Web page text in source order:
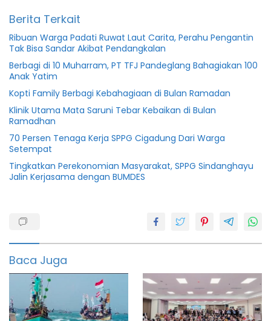
Berita Terkait
Ribuan Warga Padati Ruwat Laut Carita, Perahu Pengantin
Tak Bisa Sandar Akibat Pendangkalan
Berbagi di 10 Muharram, PT TFJ Pandeglang Bahagiakan 100
Anak Yatim
Kopti Family Berbagi Kebahagiaan di Bulan Ramadan
Klinik Utama Mata Saruni Tebar Kebaikan di Bulan
Ramadhan
70 Persen Tenaga Kerja SPPG Cigadung Dari Warga
Setempat
Tingkatkan Perekonomian Masyarakat, SPPG Sindanghayu
Jalin Kerjasama dengan BUMDES
Narulita
Pandeglang
Irna
narulita
Baca Juga